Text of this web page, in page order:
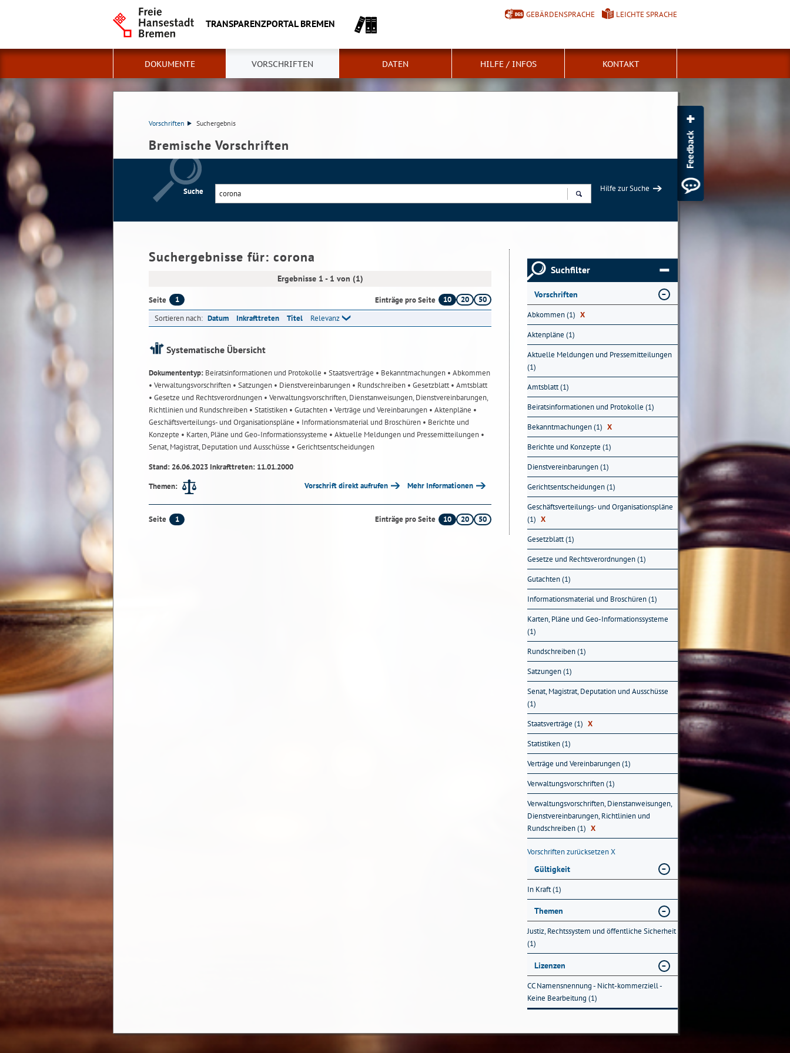
TRANSPARENZPORTAL BREMEN
GEBÄRDENSPRACHE LEICHTE SPRACHE
DOKUMENTE VORSCHRIFTEN DATEN HILFE / INFOS KONTAKT
Vorschriften Suchergebnis
Bremische Vorschriften
Suche
Hilfe zur Suche
Suchergebnisse für: corona
Ergebnisse 1 - 1 von (1)
Seite 1 Einträge pro Seite 10 20
50
Sortieren nach: Datum Inkrafttreten Titel Relevanz
Systematische Übersicht
Dokumententyp: Beiratsinformationen und Protokolle • Staatsverträge • Bekanntmachungen • Abkommen
• Verwaltungsvorschriften • Satzungen • Dienstvereinbarungen • Rundschreiben • Gesetzblatt• Amtsblatt
• Gesetze und Rechtsverordnungen • Verwaltungsvorschriften, Dienstanweisungen, Dienstvereinbarungen,
Richtlinien und Rundschreiben • Statistiken • Gutachten • Verträge und Vereinbarungen • Aktenpläne •
Geschäftsverteilungs- und Organisationspläne • Informationsmaterial und Broschüren • Berichte und
Konzepte • Karten, Pläne und Geo-Informationssysteme • Aktuelle Meldungen und Pressemitteilungen •
Senat, Magistrat, Deputation und Ausschüsse • Gerichtsentscheidungen
Stand: 26.06.2023 Inkrafttreten: 11.01.2000
Themen:
Vorschrift direkt aufrufen Mehr Informationen
Seite 1 Einträge pro Seite 10 20 50
Suchfilter
Vorschriften
Abkommen (1) X
Aktenpläne (1)
Aktuelle Meldungen und Pressemitteilungen
(1)
Amtsblatt (1)
Beiratsinformationen und Protokolle (1)
Bekanntmachungen (1) X
Berichte und Konzepte (1)
Dienstvereinbarungen (1)
Gerichtsentscheidungen (1)
Geschäftsverteilungs- und Organisationspläne
(1) X
Gesetzblatt (1)
Gesetze und Rechtsverordnungen (1)
Gutachten (1)
Informationsmaterial und Broschüren (1)
Karten, Pläne und Geo-Informationssysteme
(1)
Rundschreiben (1)
Satzungen (1)
Senat, Magistrat, Deputation und Ausschüsse
(1)
Staatsverträge (1) X
Statistiken (1)
Verträge und Vereinbarungen (1)
Verwaltungsvorschriften (1)
Verwaltungsvorschriften, Dienstanweisungen,
Dienstvereinbarungen, Richtlinien und
Rundschreiben (1) X
Vorschriften zurücksetzenX
Gültigkeit
In Kraft (1)
Themen
Justiz, Rechtssystem und öffentliche Sicherheit
(1)
Lizenzen
CC Namensnennung - Nicht-kommerziell -
Keine Bearbeitung (1)